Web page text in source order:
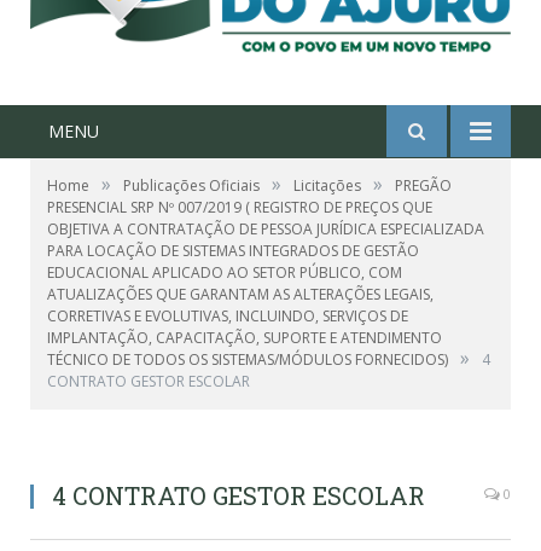
MENU
Home » Publicações Oficiais » Licitações »
PREGÃO
PRESENCIAL SRP Nº 007/2019 ( REGISTRO DE PREÇOS QUE
OBJETIVA A CONTRATAÇÃO DE PESSOA JURÍDICA ESPECIALIZADA
PARA LOCAÇÃO DE SISTEMAS INTEGRADOS DE GESTÃO
EDUCACIONAL APLICADO AO SETOR PÚBLICO, COM
ATUALIZAÇÕES QUE GARANTAM AS ALTERAÇÕES LEGAIS,
CORRETIVAS E EVOLUTIVAS, INCLUINDO, SERVIÇOS DE
IMPLANTAÇÃO, CAPACITAÇÃO, SUPORTE E ATENDIMENTO
TÉCNICO DE TODOS OS SISTEMAS/MÓDULOS FORNECIDOS) »
4
CONTRATO GESTOR ESCOLAR
4 CONTRATO GESTOR ESCOLAR 0